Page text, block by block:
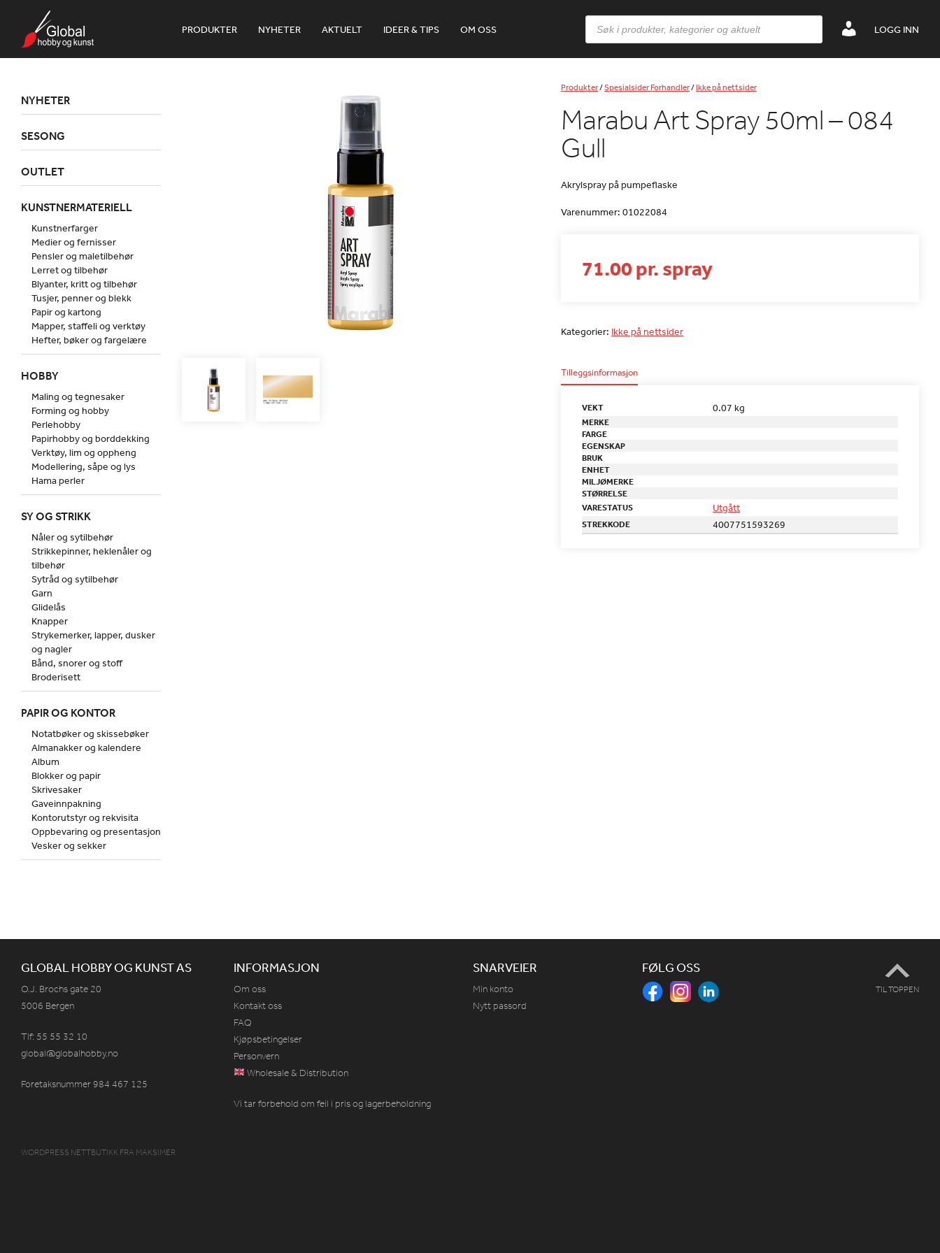
PRODUKTER NYHETER AKTUELT IDEER & TIPS OM OSS LOGG INN
Products
search
Produkter/Spesialsider Forhandler/Ikke på nettsider
Marabu Art Spray 50ml – 084
Gull
Akrylspray på pumpeflaske
Varenummer: 01022084
71.00 pr. spray
Kategorier: Ikke på nettsider
Tilleggsinformasjon
VEKT 0.07 kg
MERKE
FARGE
EGENSKAP
BRUK
ENHET
MILJØMERKE
STØRRELSE
VARESTATUS
Utgått
STREKKODE 4007751593269
NYHETER
SESONG
OUTLET
KUNSTNERMATERIELL
Kunstnerfarger
Medier og fernisser
Pensler og maletilbehør
Lerret og tilbehør
Blyanter, kritt og tilbehør
Tusjer, penner og blekk
Papir og kartong
Mapper, staffeli og verktøy
Hefter, bøker og fargelære
HOBBY
Maling og tegnesaker
Forming og hobby
Perlehobby
Papirhobby og borddekking
Verktøy, lim og oppheng
Modellering, såpe og lys
Hama perler
SY OG STRIKK
Nåler og sytilbehør
Strikkepinner, heklenåler og
tilbehør
Sytråd og sytilbehør
Garn
Glidelås
Knapper
Strykemerker, lapper, dusker
og nagler
Bånd, snorer og stoff
Broderisett
PAPIR OG KONTOR
Notatbøker og skissebøker
Almanakker og kalendere
Album
Blokker og papir
Skrivesaker
Gaveinnpakning
Kontorutstyr og rekvisita
Oppbevaring og presentasjon
Vesker og sekker
GLOBAL HOBBY OG KUNST AS
O.J. Brochs gate 20
5006 Bergen
Tlf: 55 55 32 10
global@globalhobby.no
Foretaksnummer 984 467 125
INFORMASJON
Om oss
Kontakt oss
FAQ
Kjøpsbetingelser
Personvern
Wholesale & Distribution
Vi tar forbehold om feil i pris og lagerbeholdning
SNARVEIER
Min konto
Nytt passord
FØLG OSS
TIL TOPPEN
WORDPRESS NETTBUTIKK FRA MAKSIMER